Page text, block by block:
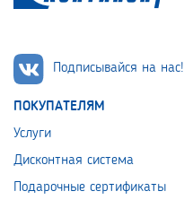
Подписывайся на нас!
ПОКУПАТЕЛЯМ
Услуги
Дисконтная система
Подарочные сертификаты